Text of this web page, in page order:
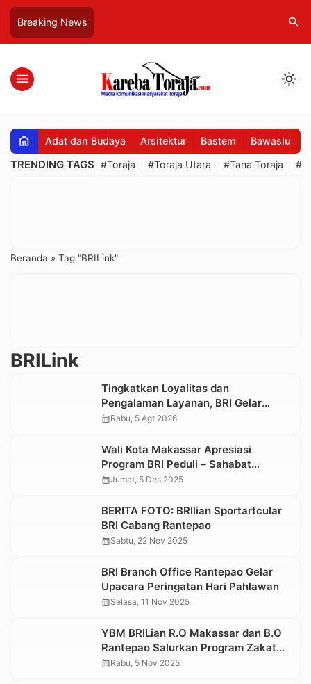
Breaking News search
menu light_mode
home Adat dan Budaya Arsitektur Bastem Bawaslu
TRENDING TAGS #Toraja #Toraja Utara #Tana Toraja
Beranda » Tag "BRILink"
BRILink
Tingkatkan Loyalitas dan
Pengalaman Layanan, BRI Gelar
Apresiasi Nasabah Pensiunan
calendar_monthRabu, 5 Agt 2026
Wali Kota Makassar Apresiasi
Program BRI Peduli – Sahabat
Disabilitas
calendar_monthJumat, 5 Des 2025
BERITA FOTO: BRIlian Sportartcular
BRI Cabang Rantepao
calendar_monthSabtu, 22 Nov 2025
BRI Branch Office Rantepao Gelar
Upacara Peringatan Hari Pahlawan
calendar_monthSelasa, 11 Nov 2025
YBM BRILian R.O Makassar dan B.O
Rantepao Salurkan Program Zakat
Support Pesantren
calendar_monthRabu, 5 Nov 2025